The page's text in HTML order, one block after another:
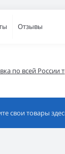
Отзывы
по всей